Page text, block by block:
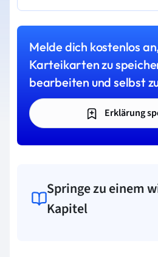
Melde dich kostenlos
Karteikarten zu
bearbeiten und selbst
Erklärung
Springe zu einem
Kapitel